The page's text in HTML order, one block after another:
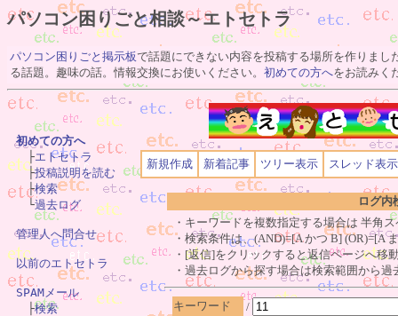
パソコン困りごと相談～エトセトラ
パソコン困りごと掲示板で話題にできない内容を投稿する場所を作りまし
る話題。趣味の話。情報交換にお使いください。 初めての方へをお読みく
新規作成 新着記事 ツリー表示 スレッド表示
ログ内
・キーワードを複数指定する場合は 半角
・検索条件は、(AND)=[A かつ B] (OR)=[A
・[返信]をクリックすると返信ページへ移
・過去ログから探す場合は検索範囲から過
キーワード
/
初めての方へ
├エトセトラ
├投稿説明を読む
├検索
└過去ログ
管理人へ問合せ
以前のエトセトラ
SPAMメール
├検索